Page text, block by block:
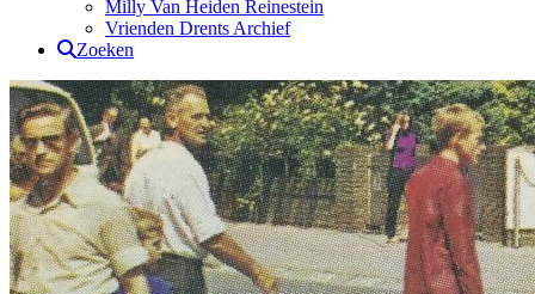
Milly Van Heiden Reinestein
Vrienden Drents Archief
Zoeken
Drents Archief